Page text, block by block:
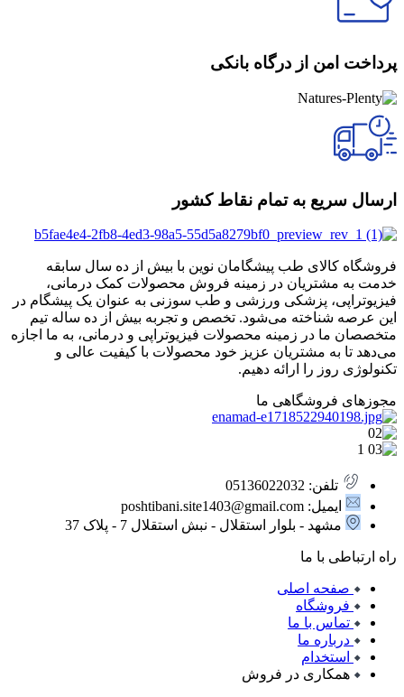
پرداخت امن از درگاه بانکی
ارسال سریع به تمام نقاط کشور
فروشگاه کالای طب پیشگامان نوین با بیش از ده سال سابقه
خدمت به مشتریان در زمینه فروش محصولات کمک درمانی،
فیزیوتراپی، پزشکی ورزشی و طب سوزنی به عنوان یک پیشگام در
این عرصه شناخته می‌شود. تخصص و تجربه بیش از ده ساله تیم
متخصصان ما در زمینه محصولات فیزیوتراپی و درمانی، به ما اجازه
می‌دهد تا به مشتریان عزیز خود محصولات با کیفیت عالی و
تکنولوژی روز را ارائه دهیم.
مجوزهای فروشگاهی ما
تلفن: 05136022032
ایمیل: poshtibani.site1403@gmail.com
مشهد - بلوار استقلال - نبش استقلال 7 - پلاک 37
راه ارتباطی با ما
صفحه اصلی
فروشگاه
تماس با ما
درباره ما
استخدام
همکاری در فروش